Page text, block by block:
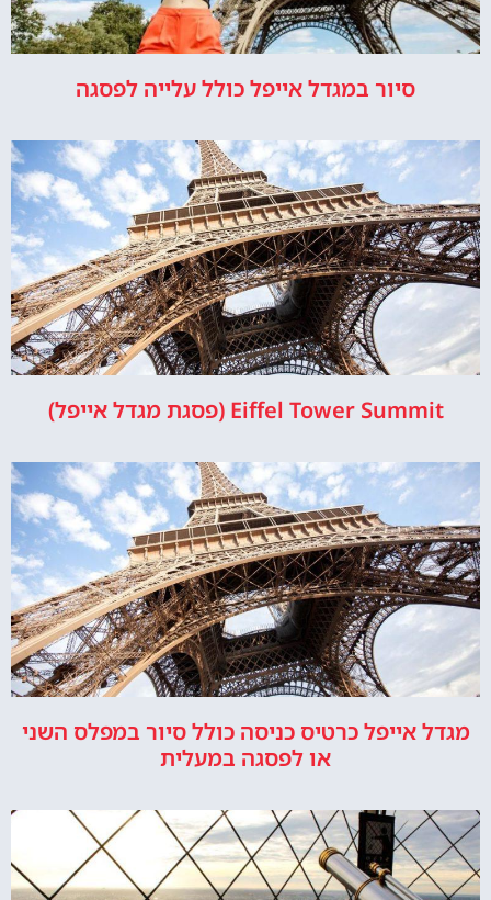
סיור במגדל אייפל כולל עלייה לפסגה
Eiffel Tower Summit (פסגת מגדל אייפל)
מגדל אייפל כרטיס כניסה כולל סיור במפלס השני
או לפסגה במעלית